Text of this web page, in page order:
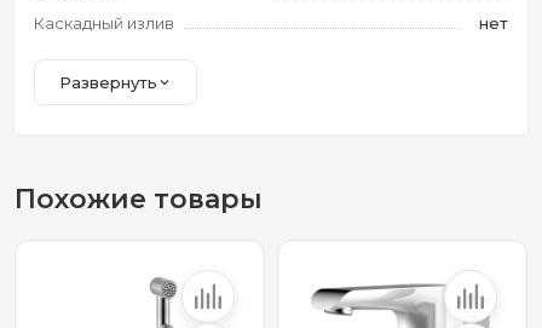
Каскадный излив нет
Развернуть
Похожие товары